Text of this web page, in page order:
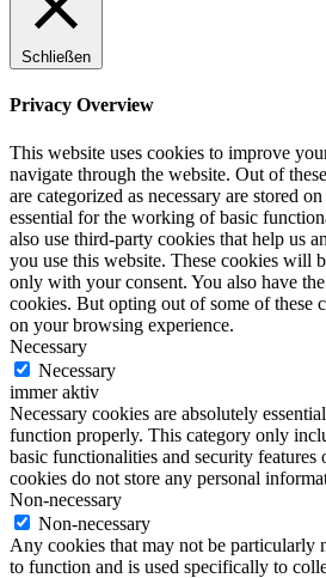
Schließen
Privacy Overview
This website uses cookies to improve
navigate through the website. Out of
are categorized as necessary are stored
essential for the working of basic
also use third-party cookies that help us
you use this website. These cookies will
only with your consent. You also have
cookies. But opting out of some of these
on your browsing experience.
Necessary
Necessary
immer aktiv
Necessary cookies are absolutely
function properly. This category only
basic functionalities and security features
cookies do not store any personal
Non-necessary
Non-necessary
Any cookies that may not be particularly
to function and is used specifically to